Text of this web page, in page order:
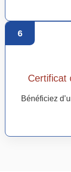
6
Certificat
Bénéficiez